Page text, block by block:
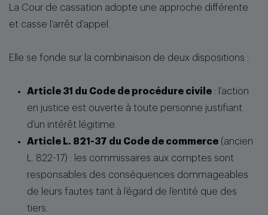
La Cour de cassation adopte une approche différente
et casse l’arrêt d’appel.
Elle se fonde sur la combinaison de deux dispositions :
Article 31 du Code de procédure civile : l’action
en justice est ouverte à toute personne justifiant
d’un intérêt légitime.
Article L. 821-37 du Code de commerce (ancien
L. 822-17) : les commissaires aux comptes sont
responsables des conséquences dommageables
de leurs fautes tant à l’égard de l’entité que des
tiers.